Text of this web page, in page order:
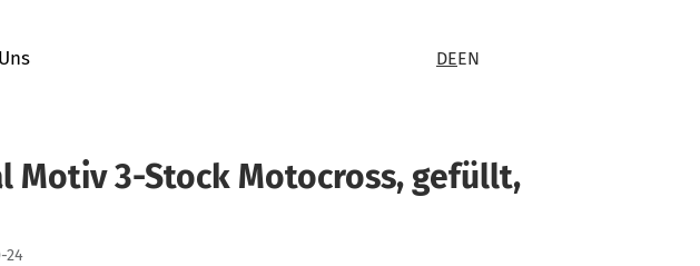
DEEN
Motiv 3-Stock Motocross, gefüllt,
24